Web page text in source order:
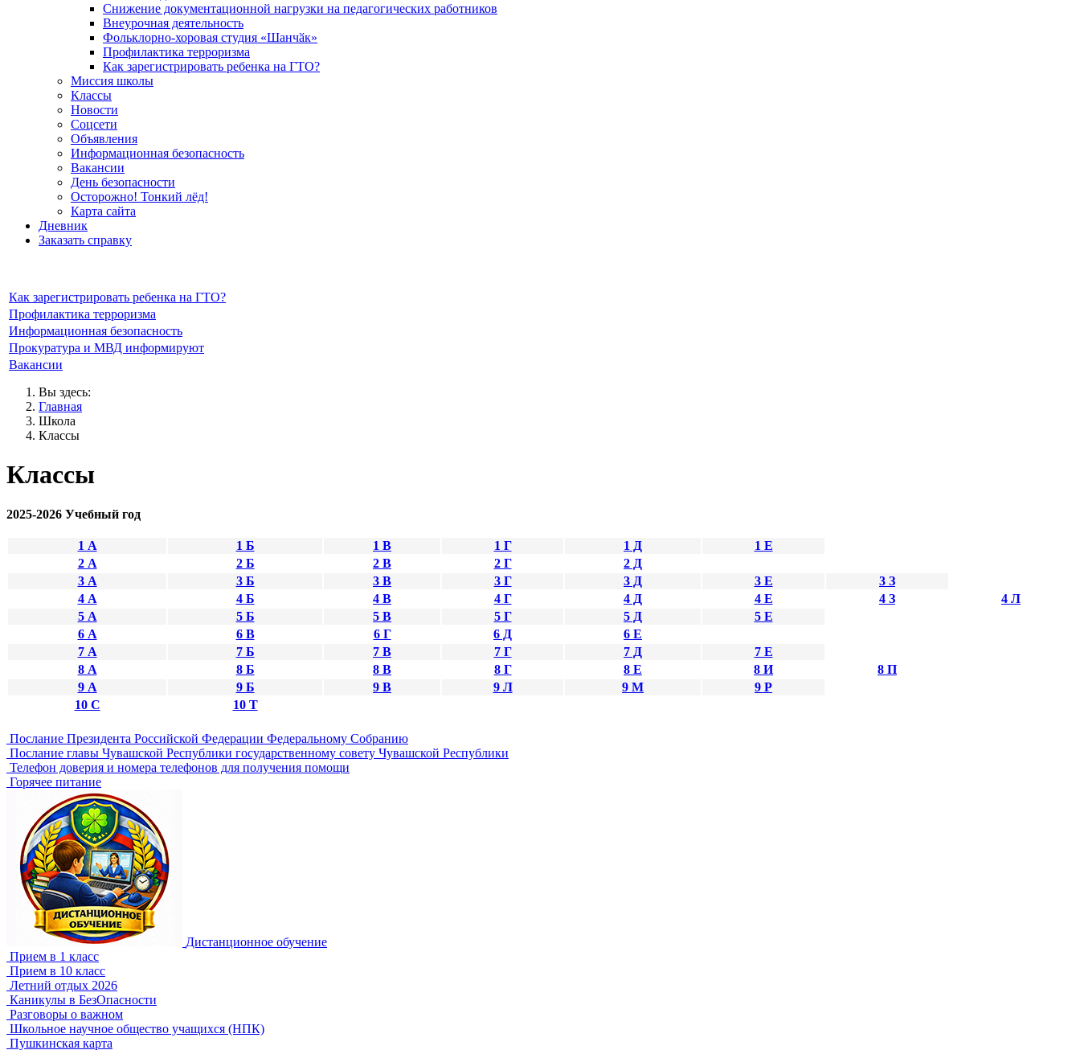
Снижение документационной нагрузки на педагогических работников
Внеурочная деятельность
Фольклорно-хоровая студия «Шанчӑк»
Профилактика терроризма
Как зарегистрировать ребенка на ГТО?
Миссия школы
Классы
Новости
Cоцсети
Объявления
Информационная безопасность
Вакансии
День безопасности
Осторожно! Тонкий лёд!
Карта сайта
Дневник
Заказать справку
Как зарегистрировать ребенка на ГТО?
Профилактика терроризма
Информационная безопасность
Прокуратура и МВД информируют
Вакансии
Вы здесь:
Главная
Школа
Классы
Классы
2025-2026 Учебный год
1 А 1 Б 1 В 1 Г 1 Д
1 Е
2 А
2 Б 2 В 2 Г
2 Д
3 А
3 Б 3 В 3 Г 3 Д 3 Е
3 З
4 А
4 Б 4 В 4 Г 4 Д 4 Е 4 З
4 Л
5 А
5 Б 5 В 5 Г 5 Д
5 Е
6 А
6 В 6 Г 6 Д
6 Е
7 А
7 Б 7 В 7 Г 7 Д
7 Е
8 А
8 Б 8 В 8 Г 8 Е 8 И
8 П
9 А
9 Б 9 В 9 Л 9 М
9 Р
10 С
10 Т
Послание Президента Российской Федерации Федеральному Собранию
Послание главы Чувашской Республики государственному совету Чувашской Республики
Телефон доверия и номера телефонов для получения помощи
Горячее питание
Дистанционное обучение
Прием в 1 класс
Прием в 10 класс
Летний отдых 2026
Каникулы в БезОпасности
Разговоры о важном
Школьное научное общество учащихся (НПК)
Пушкинская карта